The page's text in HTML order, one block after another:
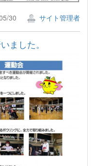
30 サイト管理者
ました。